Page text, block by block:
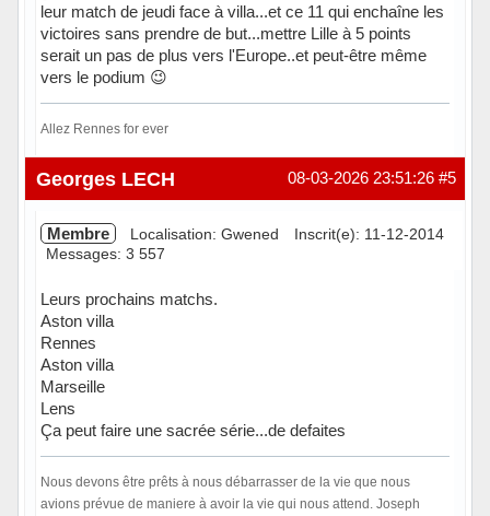
leur match de jeudi face à villa...et ce 11 qui enchaîne les
victoires sans prendre de but...mettre Lille à 5 points
serait un pas de plus vers l'Europe..et peut-être même
vers le podium 😉
Allez Rennes for ever
Hors ligne #5
08-03-2026 23:51:26
Georges LECH
Membre Localisation: Gwened
Inscrit(e): 11-12-2014
Messages: 3 557
Leurs prochains matchs.
Aston villa
Rennes
Aston villa
Marseille
Lens
Ça peut faire une sacrée série...de defaites
Nous devons être prêts à nous débarrasser de la vie que nous
avions prévue de maniere à avoir la vie qui nous attend. Joseph